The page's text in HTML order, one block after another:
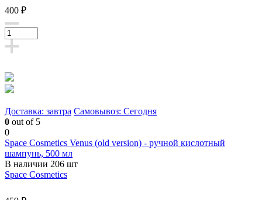
400 ₽
Доставка: завтра Самовывоз: Сегодня
0 out of 5
0
Space Cosmetics Venus (old version) - ручной кислотный
шампунь, 500 мл
В наличии 206 шт
Space Cosmetics